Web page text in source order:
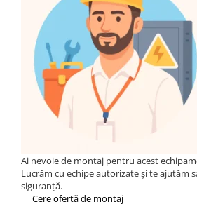
On-grid
Off-grid
Microinvertoare
Fronius
Goodwe
Solis
Solplanet
Ai nevoie de montaj pentru acest
Lucrăm cu echipe autorizate și te ajutăm
siguranță.
Cere ofertă de montaj